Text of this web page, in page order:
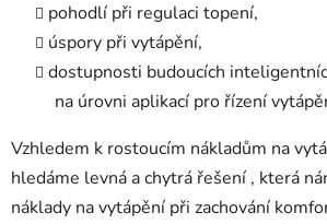
pohodlí při regulaci topení,
úspory při vytápění,
dostupnosti budoucích
na úrovni aplikací pro řízení
Vzhledem k rostoucím nákladům na
hledáme levná a chytrá řešení , která
náklady na vytápění při zachování